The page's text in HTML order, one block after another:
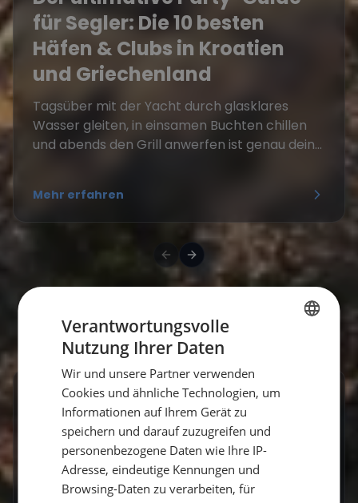
für Segler: Die 10 besten
Häfen & Clubs in Kroatien
und Griechenland
Tagsüber mit der Yacht durch glasklares
Wasser gleiten, in einsamen Buchten chillen
und abends den Grill anwerfen ist genau dein...
Mehr erfahren
Frequently Asked Questions
Verantwortungsvolle
Nutzung Ihrer Daten
Wir und unsere Partner verwenden
Cookies und ähnliche Technologien, um
Informationen auf Ihrem Gerät zu
speichern und darauf zuzugreifen und
personenbezogene Daten wie Ihre IP-
Adresse, eindeutige Kennungen und
Browsing-Daten zu verarbeiten, für